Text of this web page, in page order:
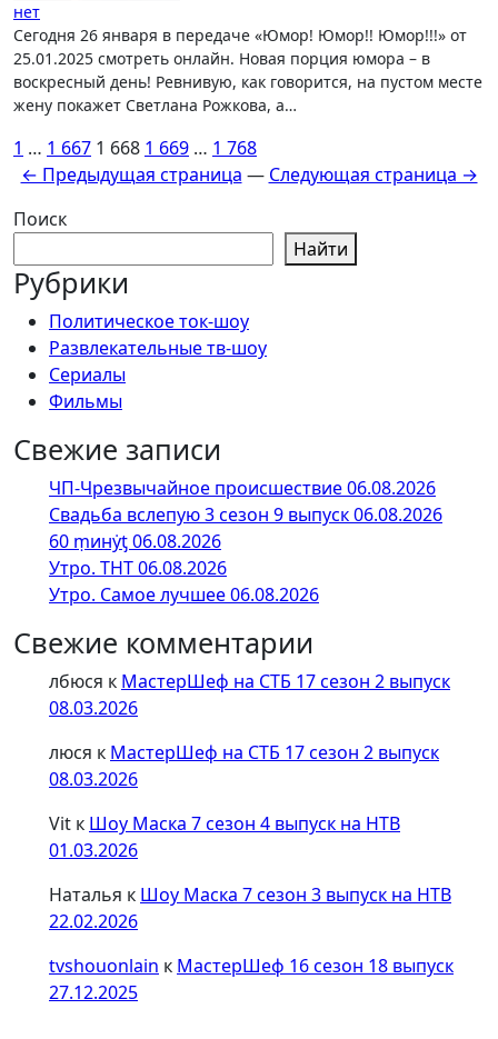
нет
Сегодня 26 января в передаче «Юмор! Юмор!! Юмор!!!» от
25.01.2025 смотреть онлайн. Новая порция юмора – в
воскресный день! Ревнивую, как говорится, на пустом месте
жену покажет Светлана Рожкова, а…
Пагинация
записей
1 … 1 667 1 668 1 669 … 1 768
← Предыдущая страница — Следующая страница →
Поиск
Найти
Рубрики
Политическое ток-шоу
Развлекательные тв-шоу
Сериалы
Фильмы
Свежие записи
ЧП-Чрезвычайное происшествие 06.08.2026
Свадьба вслепую 3 сезон 9 выпуск 06.08.2026
60 ṃинẏƫ 06.08.2026
Утро. ТНТ 06.08.2026
Утро. Самое лучшее 06.08.2026
Свежие комментарии
лбюся к МастерШеф на СТБ 17 сезон 2 выпуск
08.03.2026
люся к МастерШеф на СТБ 17 сезон 2 выпуск
08.03.2026
Vit к Шоу Маска 7 сезон 4 выпуск на НТВ
01.03.2026
Наталья к Шоу Маска 7 сезон 3 выпуск на НТВ
22.02.2026
tvshouonlain к МастерШеф 16 сезон 18 выпуск
27.12.2025